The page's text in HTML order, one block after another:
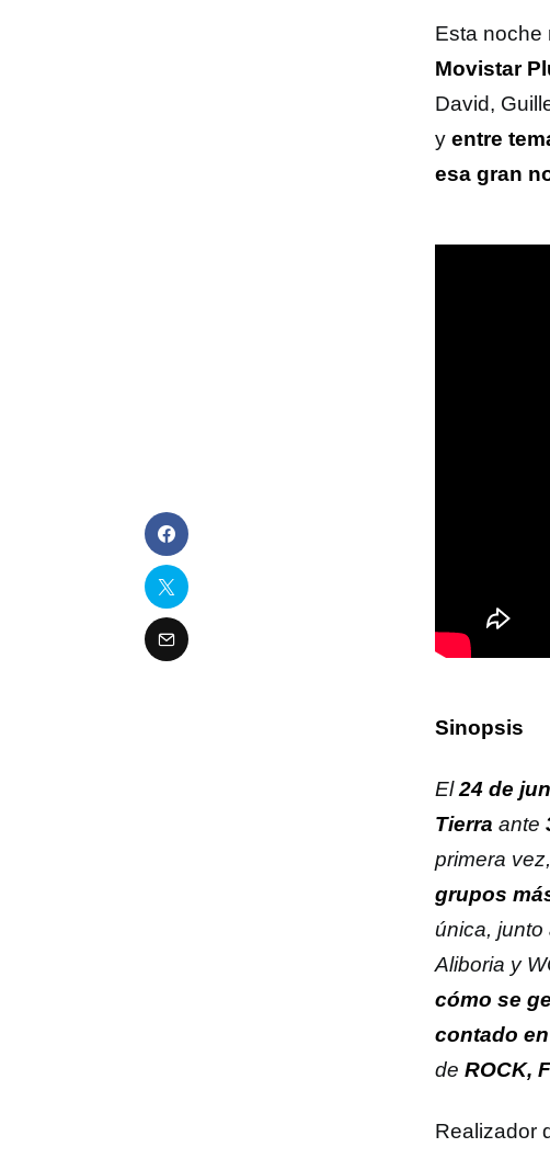
Esta noche
Movistar
David,
y entre
esa gran
Sinopsis
El24 de
Tierra ante
primera
grupos
única, junto
Aliboria y
cómo se
contado
de ROCK,
Realizador